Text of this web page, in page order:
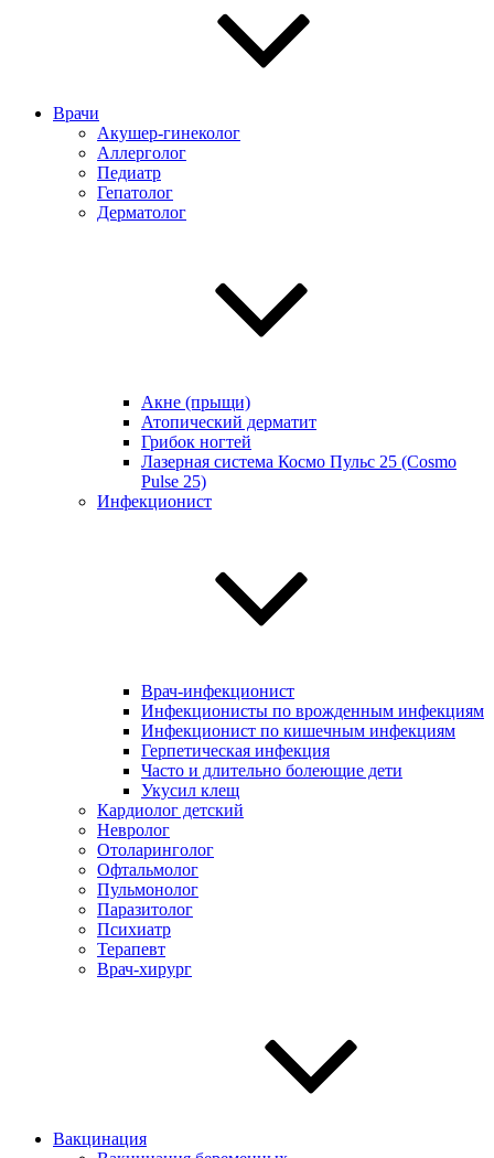
Врачи
Акушер-гинеколог
Аллерголог
Педиатр
Гепатолог
Дерматолог
Акне (прыщи)
Атопический дерматит
Грибок ногтей
Лазерная система Космо Пульс 25 (Cosmo
Pulse 25)
Инфекционист
Врач-инфекционист
Инфекционисты по врожденным инфекциям
Инфекционист по кишечным инфекциям
Герпетическая инфекция
Часто и длительно болеющие дети
Укусил клещ
Кардиолог детский
Невролог
Отоларинголог
Офтальмолог
Пульмонолог
Паразитолог
Психиатр
Терапевт
Врач-хирург
Вакцинация